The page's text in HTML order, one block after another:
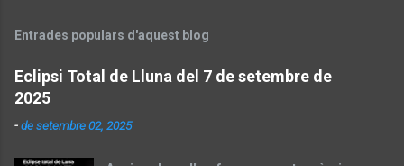
Entrades populars d'aquest blog
Eclipsi Total de Lluna del 7 de setembre de
2025
-de setembre 02, 2025